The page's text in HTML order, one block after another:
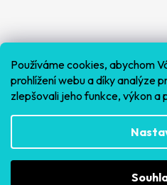
Používáme cookies, abychom
prohlížení webu a díky analýze
zlepšovali jeho funkce, výkon a
Sledovat na
Vytvořil